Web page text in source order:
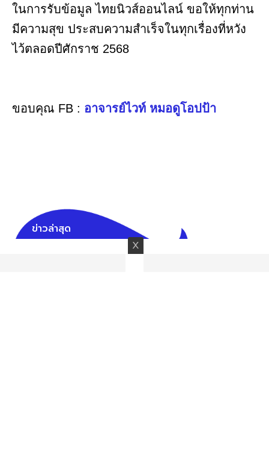
ในการรับข้อมูล ไทยนิวส์ออนไลน์ ขอให้ทุกท่าน
มีความสุข ประสบความสำเร็จในทุกเรื่องที่หวัง
ไว้ตลอดปีศักราช 2568
ขอบคุณ FB : อาจารย์ไวท์ หมอดูโอปป้า
ข่าวล่าสุด